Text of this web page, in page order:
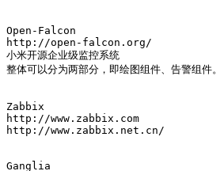
Open-Falcon
http://open-falcon.org/
小米开源企业级监控系统
整体可以分为两部分，即绘图组件、告警组件。
Zabbix
http://www.zabbix.com
http://www.zabbix.net.cn/
Ganglia